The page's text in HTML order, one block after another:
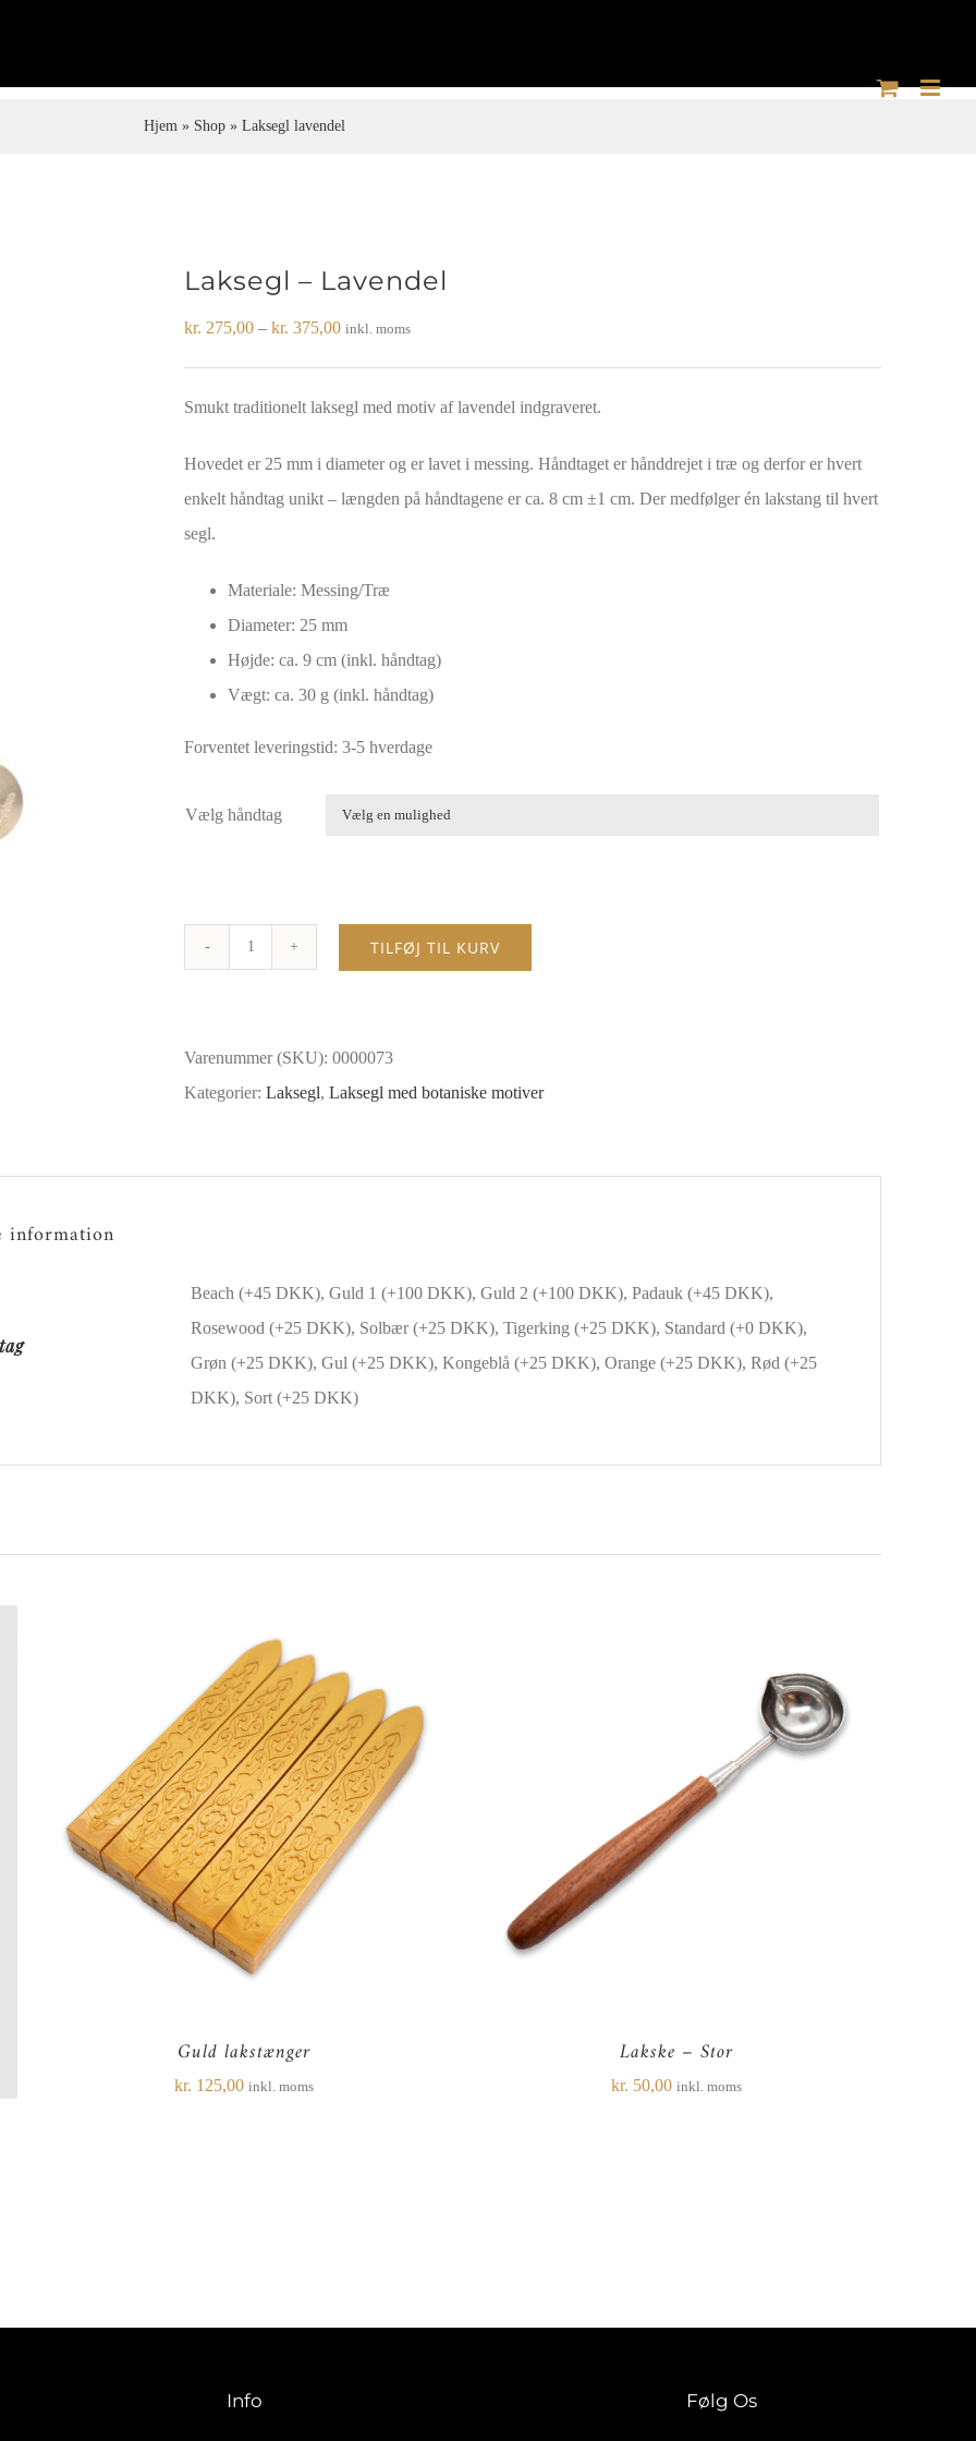
Hjem» Shop» Laksegl lavendel
Laksegl – Lavendel
kr. 275,00 – kr. 375,00Prisinterval:
inkl. moms
Smukt traditionelt laksegl med motiv af lavendel indgraveret.
Hovedet er 25 mm i diameter og er lavet i messing. Håndtaget er hånddrejet i træ og derfor er hvert
enkelt håndtag unikt – længden på håndtagene er ca. 8 cm ±1 cm. Der medfølger én lakstang til hvert
segl.
Materiale: Messing/Træ
Diameter: 25 mm
Højde: ca. 9 cm (inkl. håndtag)
Vægt: ca. 30 g (inkl. håndtag)
Forventet leveringstid: 3-5 hverdage
Vælg håndtag
antal
TILFØJ TIL KURV
Varenummer (SKU): 0000073
Kategorier: Laksegl, Laksegl med botaniske motiver
information
Beach (+45 DKK), Guld 1 (+100 DKK), Guld 2 (+100 DKK), Padauk (+45 DKK),
Rosewood (+25 DKK), Solbær (+25 DKK), Tigerking (+25 DKK), Standard (+0 DKK),
Grøn (+25 DKK), Gul (+25 DKK), Kongeblå (+25 DKK), Orange (+25 DKK), Rød (+25
DKK), Sort (+25 DKK)
Guld lakstænger
kr. 125,00 inkl. moms
Lakske – Stor
kr. 50,00 inkl. moms
Info Følg Os